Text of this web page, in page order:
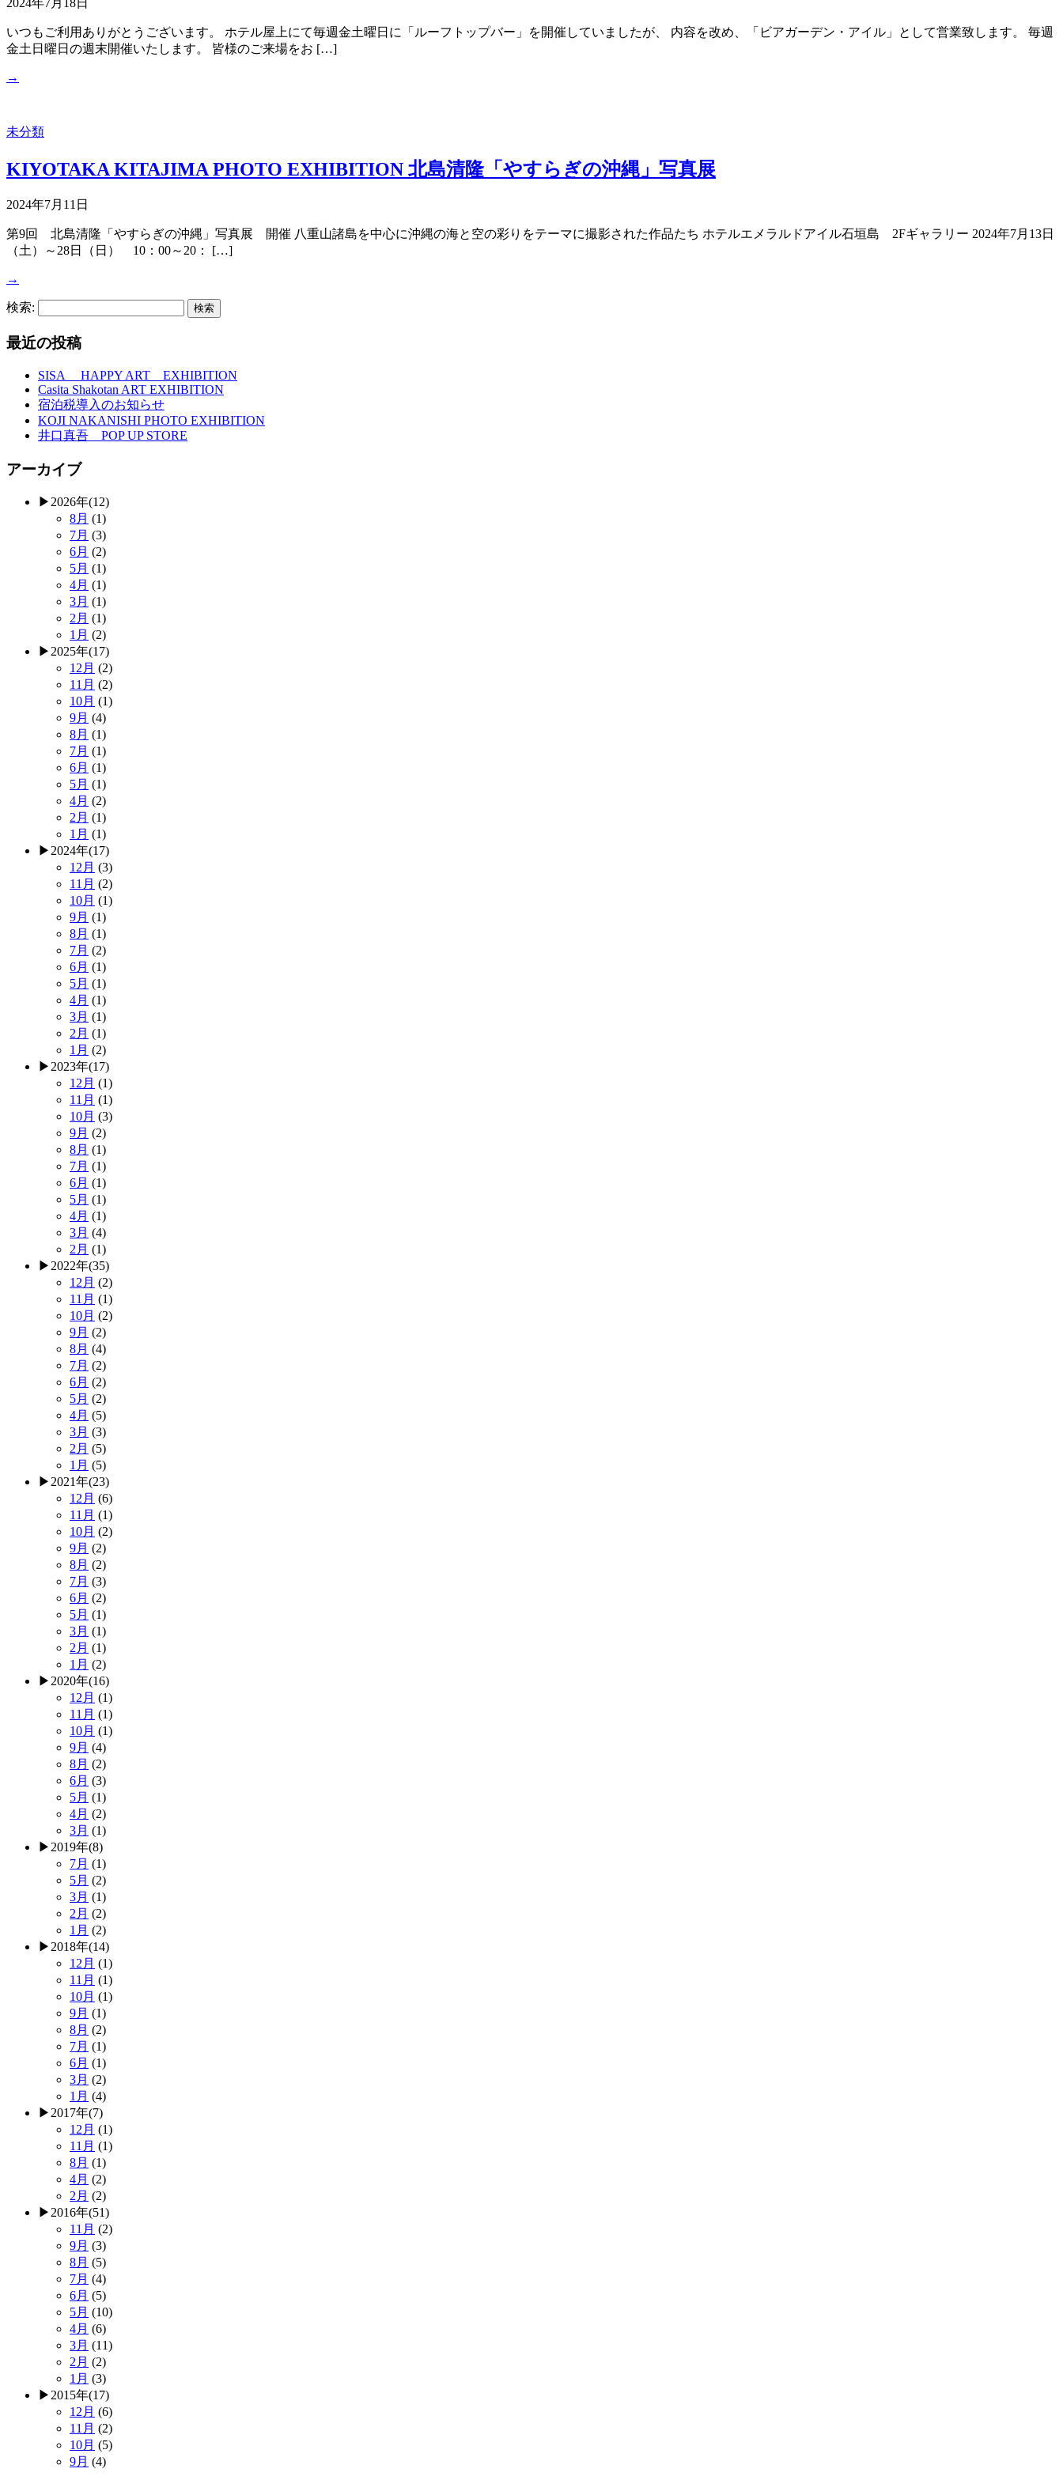
いつもご利用ありがとうございます。 ホテル屋上にて毎週金土曜日に「ルーフトップバー」を開催していましたが、 内容を改め、「ビアガーデン・アイル」として営業致します。 毎週
金土日曜日の週末開催いたします。 皆様のご来場をお […]
→
未分類
KIYOTAKA KITAJIMA PHOTO EXHIBITION 北島清隆「やすらぎの沖縄」写真展
2024年7月11日
第9回 北島清隆「やすらぎの沖縄」写真展 開催 八重山諸島を中心に沖縄の海と空の彩りをテーマに撮影された作品たち ホテルエメラルドアイル石垣島 2Fギャラリー 2024年7月13日
（土）～28日（日） 10：00～20： […]
→
検索:
最近の投稿
SISA HAPPY ART EXHIBITION
Casita Shakotan ART EXHIBITION
宿泊税導入のお知らせ
KOJI NAKANISHI PHOTO EXHIBITION
井口真吾 POP UP STORE
アーカイブ
▶ 2026年(12)
8月 (1)
7月 (3)
6月 (2)
5月 (1)
4月 (1)
3月 (1)
2月 (1)
1月 (2)
▶ 2025年(17)
12月 (2)
11月 (2)
10月 (1)
9月 (4)
8月 (1)
7月 (1)
6月 (1)
5月 (1)
4月 (2)
2月 (1)
1月 (1)
▶ 2024年(17)
12月 (3)
11月 (2)
10月 (1)
9月 (1)
8月 (1)
7月 (2)
6月 (1)
5月 (1)
4月 (1)
3月 (1)
2月 (1)
1月 (2)
▶ 2023年(17)
12月 (1)
11月 (1)
10月 (3)
9月 (2)
8月 (1)
7月 (1)
6月 (1)
5月 (1)
4月 (1)
3月 (4)
2月 (1)
▶ 2022年(35)
12月 (2)
11月 (1)
10月 (2)
9月 (2)
8月 (4)
7月 (2)
6月 (2)
5月 (2)
4月 (5)
3月 (3)
2月 (5)
1月 (5)
▶ 2021年(23)
12月 (6)
11月 (1)
10月 (2)
9月 (2)
8月 (2)
7月 (3)
6月 (2)
5月 (1)
3月 (1)
2月 (1)
1月 (2)
▶ 2020年(16)
12月 (1)
11月 (1)
10月 (1)
9月 (4)
8月 (2)
6月 (3)
5月 (1)
4月 (2)
3月 (1)
▶ 2019年(8)
7月 (1)
5月 (2)
3月 (1)
2月 (2)
1月 (2)
▶ 2018年(14)
12月 (1)
11月 (1)
10月 (1)
9月 (1)
8月 (2)
7月 (1)
6月 (1)
3月 (2)
1月 (4)
▶ 2017年(7)
12月 (1)
11月 (1)
8月 (1)
4月 (2)
2月 (2)
▶ 2016年(51)
11月 (2)
9月 (3)
8月 (5)
7月 (4)
6月 (5)
5月 (10)
4月 (6)
3月 (11)
2月 (2)
1月 (3)
▶ 2015年(17)
12月 (6)
11月 (2)
10月 (5)
9月 (4)